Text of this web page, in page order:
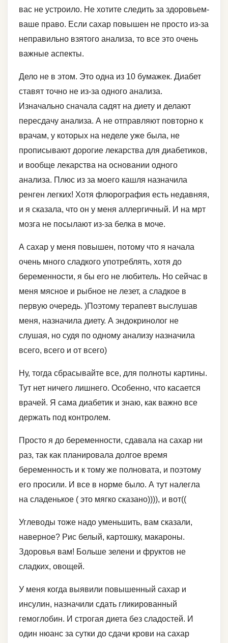
вас не устроило. Не хотите следить за здоровьем-
ваше право. Если сахар повышен не просто из-за
неправильно взятого анализа, то все это очень
важные аспекты.
Дело не в этом. Это одна из 10 бумажек. Диабет
ставят точно не из-за одного анализа.
Изначально сначала садят на диету и делают
пересдачу анализа. А не отправляют повторно к
врачам, у которых на неделе уже была, не
прописывают дорогие лекарства для диабетиков,
и вообще лекарства на основании одного
анализа. Плюс из за моего кашля назначила
ренген легких! Хотя флюрография есть недавняя,
и я сказала, что он у меня аллергичный. И на мрт
мозга не посылают из-за белка в моче.
А сахар у меня повышен, потому что я начала
очень много сладкого употреблять, хотя до
беременности, я бы его не любитель. Но сейчас в
меня мясное и рыбное не лезет, а сладкое в
первую очередь. )Поэтому терапевт выслушав
меня, назначила диету. А эндокринолог не
слушая, но судя по одному анализу назначила
всего, всего и от всего)
Ну, тогда сбрасывайте все, для полноты картины.
Тут нет ничего лишнего. Особенно, что касается
врачей. Я сама диабетик и знаю, как важно все
держать под контролем.
Просто я до беременности, сдавала на сахар ни
раз, так как планировала долгое время
беременность и к тому же полновата, и поэтому
его просили. И все в норме было. А тут налегла
на сладенькое ( это мягко сказано)))), и вот((
Углеводы тоже надо уменьшить, вам сказали,
наверное? Рис белый, картошку, макароны.
Здоровья вам! Больше зелени и фруктов не
сладких, овощей.
У меня когда выявили повышенный сахар и
инсулин, назначили сдать гликированный
гемоглобин. И строгая диета без сладостей. И
один нюанс за сутки до сдачи крови на сахар